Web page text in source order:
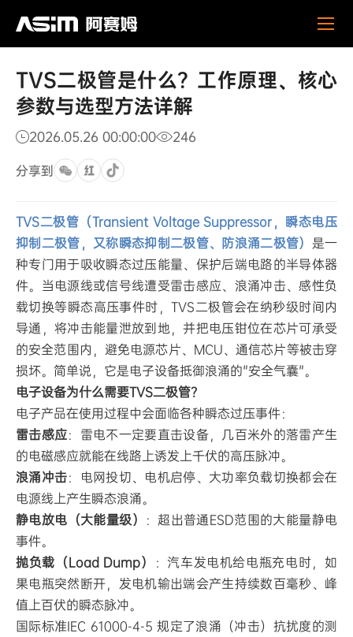
极
么？
理、
新闻活动 公司新闻
TVS二极管是什么？工作原理、核心
参数与选型方法详解
2026.05.26 00:00:00 246
分享到
TVS二极管（Transient Voltage Suppressor，瞬态电压
抑制二极管，又称瞬态抑制二极管、防浪涌二极管） 是一
种专门用于吸收瞬态过压能量、保护后端电路的半导体器
件。当电源线或信号线遭受雷击感应、浪涌冲击、感性负
载切换等瞬态高压事件时，TVS二极管会在纳秒级时间内
导通，将冲击能量泄放到地，并把电压钳位在芯片可承受
的安全范围内，避免电源芯片、MCU、通信芯片等被击穿
损坏。简单说，它是电子设备抵御浪涌的"安全气囊"。
电子设备为什么需要TVS二极管？
电子产品在使用过程中会面临各种瞬态过压事件：
雷击感应：雷电不一定要直击设备，几百米外的落雷产生
的电磁感应就能在线路上诱发上千伏的高压脉冲。
浪涌冲击：电网投切、电机启停、大功率负载切换都会在
电源线上产生瞬态浪涌。
静电放电（大能量级）
：超出普通ESD范围的大能量静电
事件。
抛负载（Load Dump）
：汽车发电机给电瓶充电时，如
果电瓶突然断开，发电机输出端会产生持续数百毫秒、峰
值上百伏的瞬态脉冲。
国际标准IEC 61000-4-5 规定了浪涌（冲击）抗扰度的测